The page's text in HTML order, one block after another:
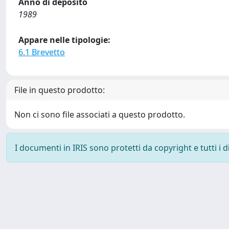
1989
Appare nelle tipologie:
6.1 Brevetto
File in questo prodotto:
Non ci sono file associati a questo prodotto.
I documenti in IRIS sono protetti da copyright e tutti i